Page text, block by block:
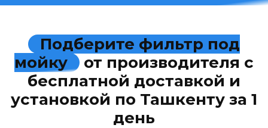
Подберите фильтр под
мойку
от производителя с
бесплатной доставкой и
установкой по Ташкенту за 1
день